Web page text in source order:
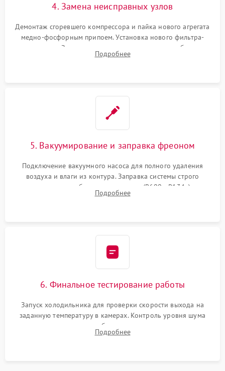
4. Замена неисправных узлов
Демонтаж сгоревшего компрессора и пайка нового агрегата
медно-фосфорным припоем. Установка нового фильтра-
осушителя. Замена изношенных вентиляторов обдува,
сломанных заслонок или поврежденных дверных петель.
Подробнее
5. Вакуумирование и заправка фреоном
Подключение вакуумного насоса для полного удаления
воздуха и влаги из контура. Заправка системы строго
дозированным объемом хладагента (R600a, R134a) по
электронным весам. Контроль рабочего давления в системе.
Подробнее
6. Финальное тестирование работы
Запуск холодильника для проверки скорости выхода на
заданную температуру в камерах. Контроль уровня шума
компрессора, отсутствия обмерзания стенок и корректного
срабатывания системы автоматической оттайки.
Подробнее